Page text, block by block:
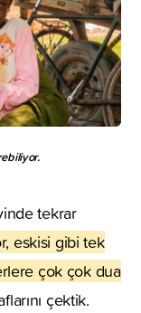
tekrar
eskisi gibi tek
çok çok dua
çektik.